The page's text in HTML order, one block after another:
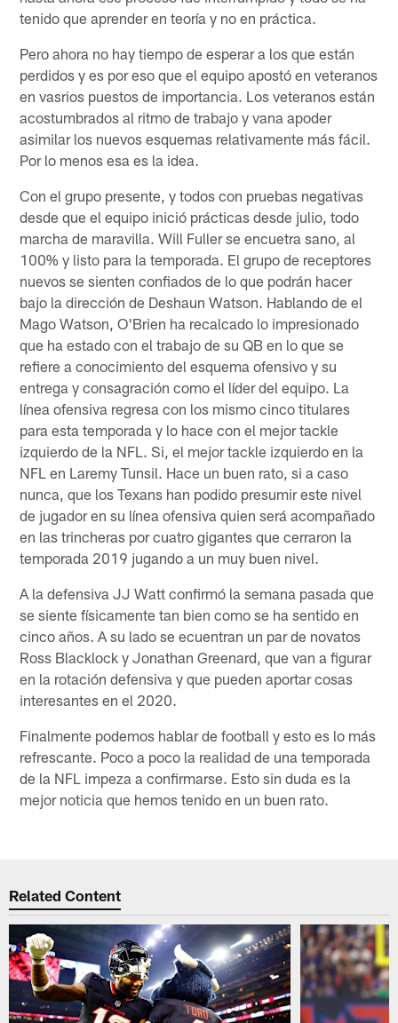
tenido que aprender en teoría y no en práctica.
Pero ahora no hay tiempo de esperar a los que están
perdidos y es por eso que el equipo apostó en veteranos
en vasrios puestos de importancia. Los veteranos están
acostumbrados al ritmo de trabajo y vana apoder
asimilar los nuevos esquemas relativamente más fácil.
Por lo menos esa es la idea.
Con el grupo presente, y todos con pruebas negativas
desde que el equipo inició prácticas desde julio, todo
marcha de maravilla. Will Fuller se encuetra sano, al
100% y listo para la temporada. El grupo de receptores
nuevos se sienten confiados de lo que podrán hacer
bajo la dirección de Deshaun Watson. Hablando de el
Mago Watson, O'Brien ha recalcado lo impresionado
que ha estado con el trabajo de su QB en lo que se
refiere a conocimiento del esquema ofensivo y su
entrega y consagración como el líder del equipo. La
línea ofensiva regresa con los mismo cinco titulares
para esta temporada y lo hace con el mejor tackle
izquierdo de la NFL. Si, el mejor tackle izquierdo en la
NFL en Laremy Tunsil. Hace un buen rato, si a caso
nunca, que los Texans han podido presumir este nivel
de jugador en su línea ofensiva quien será acompañado
en las trincheras por cuatro gigantes que cerraron la
temporada 2019 jugando a un muy buen nivel.
A la defensiva JJ Watt confirmó la semana pasada que
se siente físicamente tan bien como se ha sentido en
cinco años. A su lado se ecuentran un par de novatos
Ross Blacklock y Jonathan Greenard, que van a figurar
en la rotación defensiva y que pueden aportar cosas
interesantes en el 2020.
Finalmente podemos hablar de football y esto es lo más
refrescante. Poco a poco la realidad de una temporada
de la NFL impeza a confirmarse. Esto sin duda es la
mejor noticia que hemos tenido en un buen rato.
Related Content